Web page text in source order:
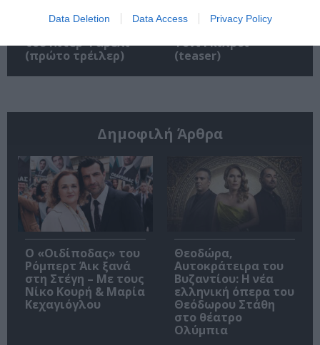
Data Deletion Data Access Privacy Policy
Σιλβέστερ Σταλόνε
στο “I Play Rocky”
του Πίτερ Φαρέλι
(πρώτο τρέιλερ)
νέα ταινία
“Behemoth!” του
Τόνι Γκίλροϊ
(teaser)
Δημοφιλή Άρθρα
O «Οιδίποδας» του
Ρόμπερτ Άικ ξανά
στη Στέγη – Με τους
Νίκο Κουρή & Μαρία
Κεχαγιόγλου
Θεοδώρα,
Αυτοκράτειρα του
Βυζαντίου: Η νέα
ελληνική όπερα του
Θεόδωρου Στάθη
στο θέατρο
Ολύμπια